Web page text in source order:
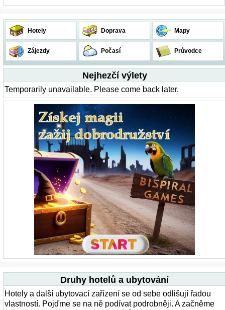
Hotely Doprava Mapy
Zájezdy Počasí Průvodce
Nejhezčí výlety
Temporarily unavailable. Please come back later.
Druhy hotelů a ubytování
Hotely a další ubytovací zařízení se od sebe odlišují řadou
vlastností. Pojďme se na ně podívat podrobněji. A začněme